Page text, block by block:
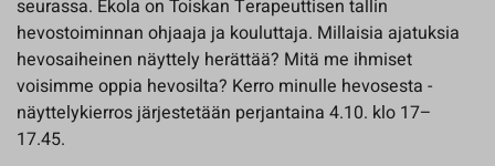
seurassa. Ekola on Toiskan Terapeuttisen tallin
hevostoiminnan ohjaaja ja kouluttaja. Millaisia ajatuksia
hevosaiheinen näyttely herättää? Mitä me ihmiset
voisimme oppia hevosilta? Kerro minulle hevosesta -
näyttelykierros järjestetään perjantaina 4.10. klo 17–
17.45.